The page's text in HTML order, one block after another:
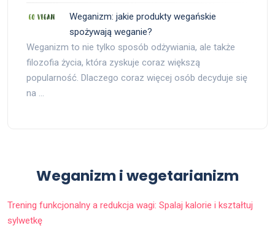
Weganizm: jakie produkty wegańskie
spożywają weganie?
Weganizm to nie tylko sposób odżywiania, ale także
filozofia życia, która zyskuje coraz większą
popularność. Dlaczego coraz więcej osób decyduje się
na …
Weganizm i wegetarianizm
Trening funkcjonalny a redukcja wagi: Spalaj kalorie i kształtuj
sylwetkę